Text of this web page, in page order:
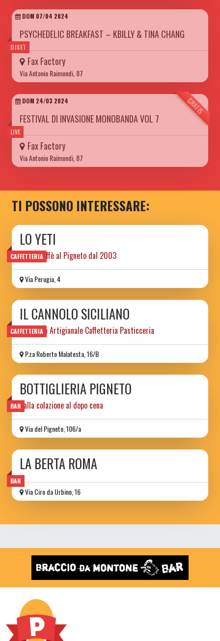
DJSET
DOM 07/04 2024
PSYCHEDELIC BREAKFAST – KBILLY & TINA CHANG
Fax Factory
Via Antonio Raimondi, 87
LIVE
GRATIS
DOM 24/03 2024
FESTIVAL DI INVASIONE MONOBANDA VOL 7
Fax Factory
Via Antonio Raimondi, 87
TI POSSONO INTERESSARE:
CAFFETTERIA
LO YETI
libri e caffè al Pigneto dal 2003
Via Perugia, 4
CAFFETTERIA
IL CANNOLO SICILIANO
Gelateria Artigianale Caffetteria Pasticceria
P.za Roberto Malatesta, 16/B
BAR
BOTTIGLIERIA PIGNETO
dalla colazione al dopo cena
Via del Pigneto, 106/a
BAR
LA BERTA ROMA
Via Ciro da Urbino, 16